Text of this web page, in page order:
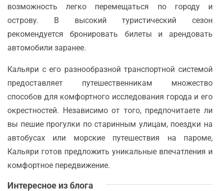
возможность легко перемещаться по городу и
острову. В высокий туристический сезон
рекомендуется бронировать билеты и арендовать
автомобили заранее.
Кальяри с его разнообразной транспортной системой
предоставляет путешественникам множество
способов для комфортного исследования города и его
окрестностей. Независимо от того, предпочитаете ли
вы пешие прогулки по старинным улицам, поездки на
автобусах или морские путешествия на пароме,
Кальяри готов предложить уникальные впечатления и
комфортное передвижение.
Интересное из блога